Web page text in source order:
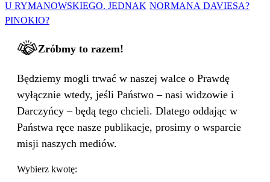
U RYMANOWSKIEGO. JEDNAK
PINOKIO?
NORMANA DAVIESA?
Zróbmy to razem!
Będziemy mogli trwać w naszej walce o Prawdę
wyłącznie wtedy, jeśli Państwo – nasi widzowie i
Darczyńcy – będą tego chcieli. Dlatego oddając w
Państwa ręce nasze publikacje, prosimy o wsparcie
misji naszych mediów.
Wybierz kwotę: